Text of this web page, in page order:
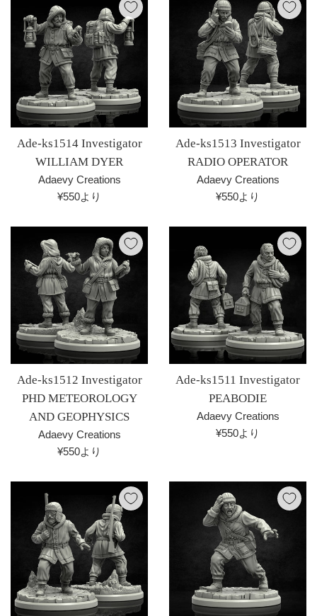
格
Ade-ks1514 Investigator
WILLIAM DYER
Adaevy Creations
¥550より
Ade-ks1513 Investigator
RADIO OPERATOR
Adaevy Creations
¥550より
Ade-ks1512 Investigator
PHD METEOROLOGY
AND GEOPHYSICS
Adaevy Creations
¥550より
Ade-ks1511 Investigator
PEABODIE
Adaevy Creations
¥550より